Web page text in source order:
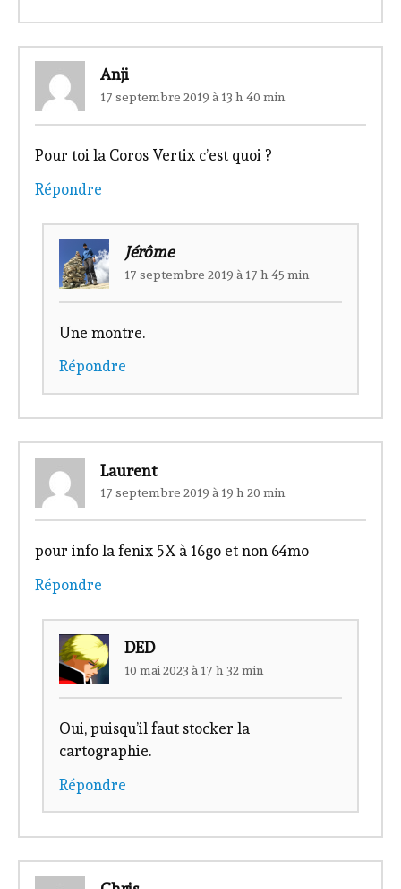
Anji
17 septembre 2019 à 13 h 40 min
Pour toi la Coros Vertix c’est quoi ?
Répondre
Jérôme
17 septembre 2019 à 17 h 45 min
Une montre.
Répondre
Laurent
17 septembre 2019 à 19 h 20 min
pour info la fenix 5X à 16go et non 64mo
Répondre
DED
10 mai 2023 à 17 h 32 min
Oui, puisqu’il faut stocker la
cartographie.
Répondre